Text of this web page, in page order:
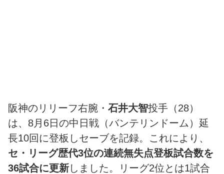
阪神のリリーフ右腕・ 石井大智投手（28）
は、8月6日の中日戦（バンテリンドーム）延
長10回に登板しセーブを記録。これにより、
セ・リーグ歴代3位の連続無失点登板試合数を
36試合に更新しました。リーグ2位とは1試合